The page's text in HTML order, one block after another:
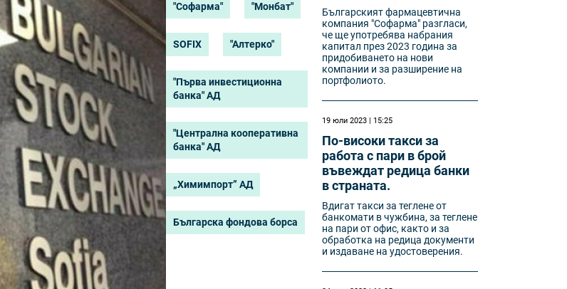
"Софарма" "Монбат"
SOFIX "Алтерко"
"Първа инвестиционна
банка" АД
"Централна кооперативна
банка" АД
„Химимпорт” АД
Българска фондова борса
Българският фармацевтична
компания "Софарма" разгласи,
че ще употребява набрания
капитал през 2023 година за
придобиването на нови
компании и за разширение на
портфолиото.
19 юли 2023 | 15:25
По-високи такси за
работа с пари в брой
въвеждат редица банки
в страната.
Вдигат такси за теглене от
банкомати в чужбина, за теглене
на пари от офис, както и за
обработка на редица документи
и издаване на удостоверения.